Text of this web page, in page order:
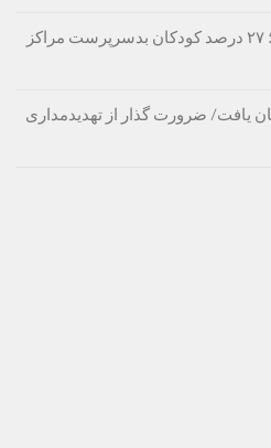
در گفت‌وگو با ایرنا اعلام شد؛ ۲۷ درصد کودکان بدسرپرست مراکز
یافت/ ضرورت گذار از تهدیدمداری